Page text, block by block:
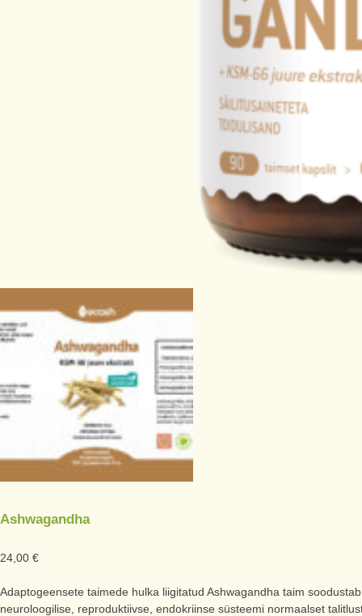
Ashwagandha
24,00 €
Adaptogeensete taimede hulka liigitatud Ashwagandha taim
neuroloogilise, reproduktiivse, endokriinse süsteemi normaalset